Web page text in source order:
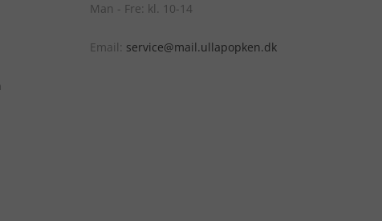
Man - Fre: kl. 10-14
Email: service@mail.ullapopken.dk